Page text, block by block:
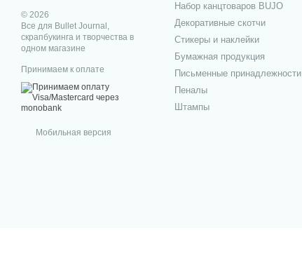
© 2026
Все для Bullet Journal,
скрапбукинга и творчества в
одном магазине
Принимаем к оплате
Мобильная версия
Набор канцтоваров BUJO
Декоративные скотчи
Стикеры и наклейки
Бумажная продукция
Письменные принадлежности
Пеналы
Штампы